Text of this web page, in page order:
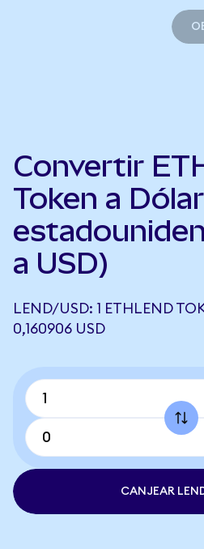
Convertir
Token a Dólar
a USD)
LEND/USD: 1 ETHLEND
0,160906 USD
CANJEAR